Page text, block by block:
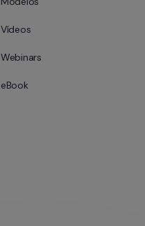
Vídeos
Webinars
eBook